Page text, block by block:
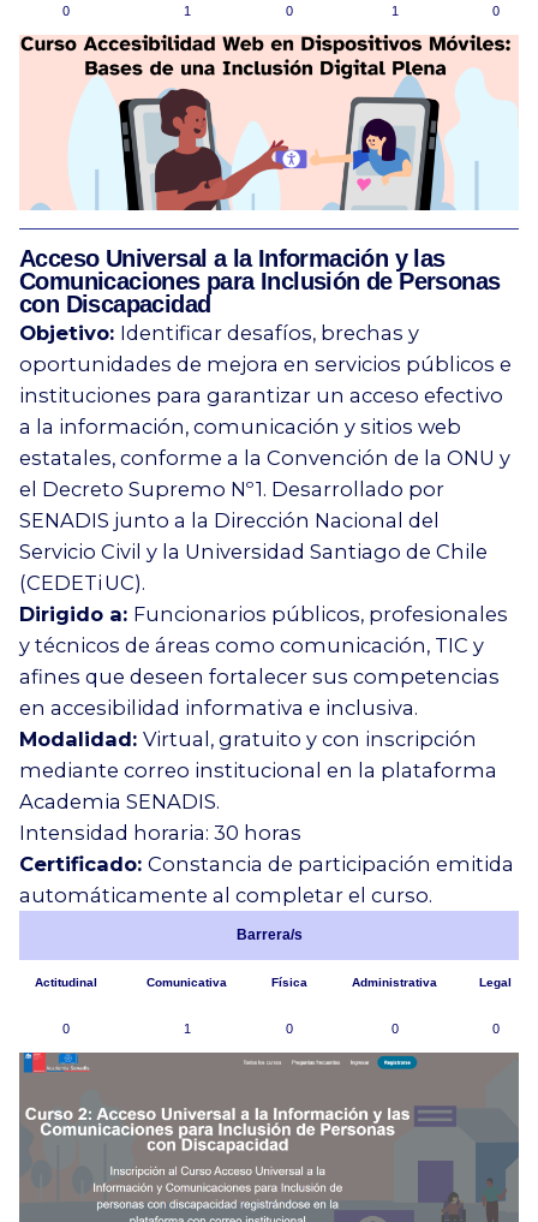
0 1 0 1 0
Acceso Universal a la Información y las
Comunicaciones para Inclusión de Personas
con Discapacidad
Objetivo: Identificar desafíos, brechas y
oportunidades de mejora en servicios públicos e
instituciones para garantizar un acceso efectivo
a la información, comunicación y sitios web
estatales, conforme a la Convención de la ONU y
el Decreto Supremo Nº 1. Desarrollado por
SENADIS junto a la Dirección Nacional del
Servicio Civil y la Universidad Santiago de Chile
(CEDETi UC).
Dirigido a: Funcionarios públicos, profesionales
y técnicos de áreas como comunicación, TIC y
afines que deseen fortalecer sus competencias
en accesibilidad informativa e inclusiva.
Modalidad: Virtual, gratuito y con inscripción
mediante correo institucional en la plataforma
Academia SENADIS.
Intensidad horaria: 30 horas
Certificado: Constancia de participación emitida
automáticamente al completar el curso.
Barrera/s
Actitudinal Comunicativa Física Administrativa Legal
0 1 0 0 0